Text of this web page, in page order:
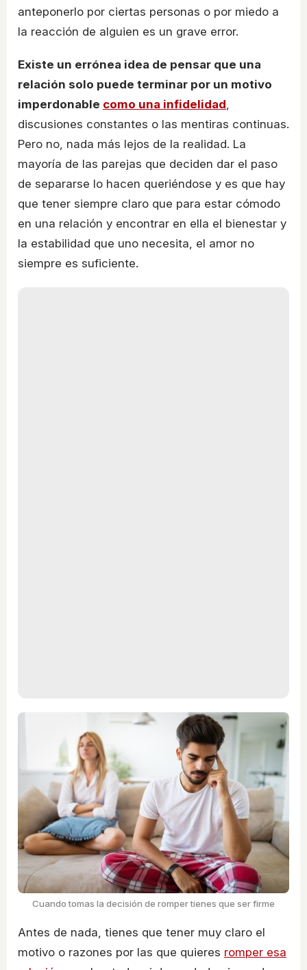
anteponerlo por ciertas personas o por miedo a
la reacción de alguien es un grave error.
Existe un errónea idea de pensar que una
relación solo puede terminar por un motivo
imperdonable como una infidelidad,
discusiones constantes o las mentiras continuas.
Pero no, nada más lejos de la realidad. La
mayoría de las parejas que deciden dar el paso
de separarse lo hacen queriéndose y es que hay
que tener siempre claro que para estar cómodo
en una relación y encontrar en ella el bienestar y
la estabilidad que uno necesita, el amor no
siempre es suficiente.
Cuando tomas la decisión de romper tienes que ser firme
Antes de nada, tienes que tener muy claro el
motivo o razones por las que quieres romper esa